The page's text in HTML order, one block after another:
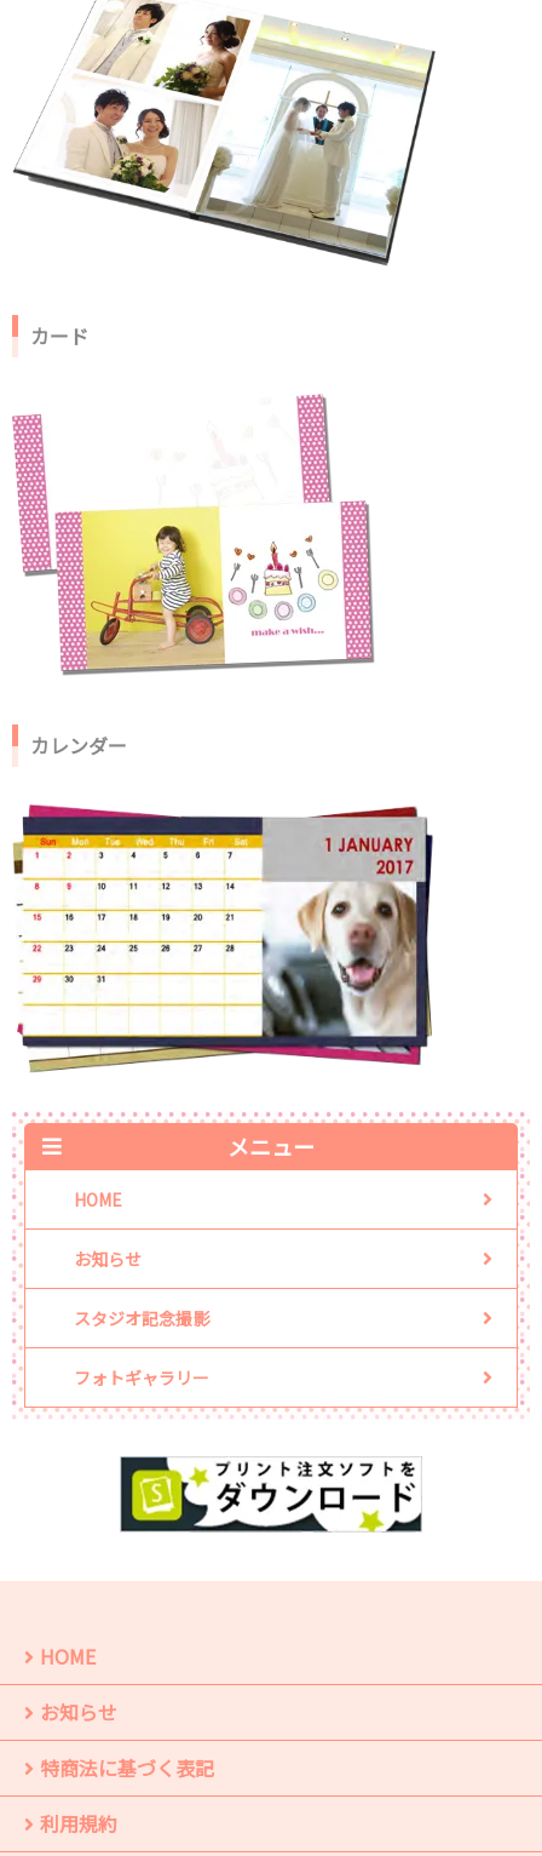
カード
カレンダー
メニュー
HOME
お知らせ
スタジオ記念撮影
フォトギャラリー
HOME
お知らせ
特商法に基づく表記
利用規約